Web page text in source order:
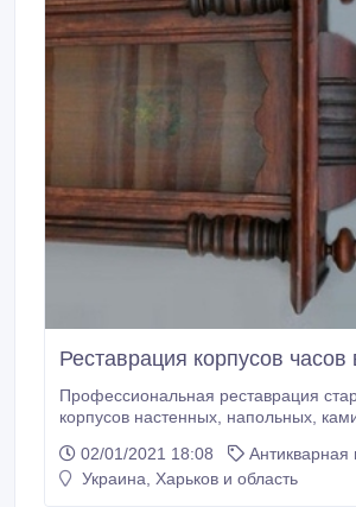
Реставрация корпусов часов
Профессиональная реставрация
корпусов настенных, напольных,
"Интарсия" - реставрация часов
в любом состоянии. Удаление старых лаковых
02/01/2021 18:08
Антикварная
Украина, Харьков и область